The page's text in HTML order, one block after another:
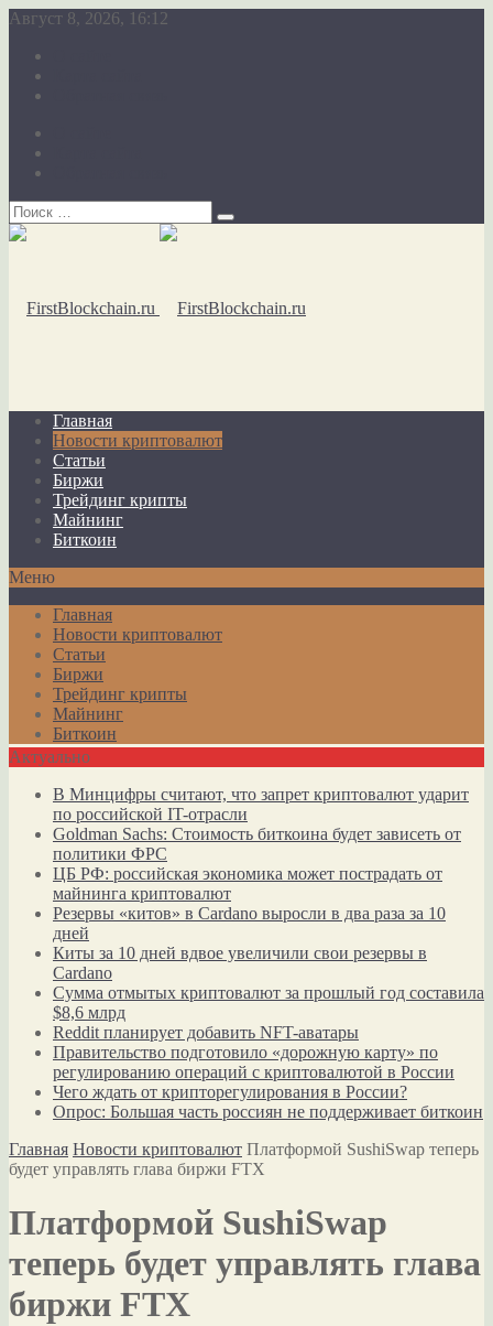
Август 8, 2026, 16:12
Главная
Новости криптовалют
Статьи
Биржи
Трейдинг крипты
Майнинг
Биткоин
Меню
Главная
Новости криптовалют
Статьи
Биржи
Трейдинг крипты
Майнинг
Биткоин
Актуально
В Минцифры считают, что запрет криптовалют ударит
по российской IT-отрасли
Goldman Sachs: Стоимость биткоина будет зависеть от
политики ФРС
ЦБ РФ: российская экономика может пострадать от
майнинга криптовалют
Резервы «китов» в Cardano выросли в два раза за 10
дней
Киты за 10 дней вдвое увеличили свои резервы в
Cardano
Сумма отмытых криптовалют за прошлый год составила
$8,6 млрд
Reddit планирует добавить NFT-аватары
Правительство подготовило «дорожную карту» по
регулированию операций с криптовалютой в России
Чего ждать от крипторегулирования в России?
Опрос: Большая часть россиян не поддерживает биткоин
Главная Новости криптовалют Платформой SushiSwap теперь
будет управлять глава биржи FTX
Платформой SushiSwap
теперь будет управлять глава
биржи FTX